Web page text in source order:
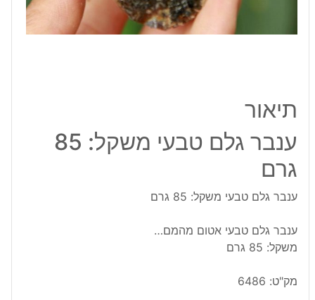
תיאור
ענבר גלם טבעי משקל: 85
גרם
ענבר גלם טבעי משקל: 85 גרם
ענבר גלם טבעי אטום מהמם…
משקל: 85 גרם
מק"ט: 6486